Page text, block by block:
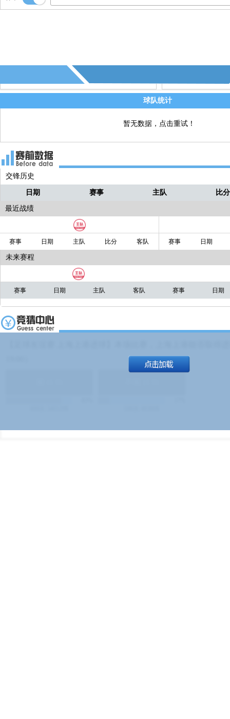
经产生！
75' - 第18个射偏 - (海登海姆)
直播 74' - 第17个射偏 - (不莱梅)
球队统计
暂无数据，点击重试！
交锋历史
日期 赛事 主队 比分
最近战绩
赛事 日期 主队 比分 客队 赛事 日期
未来赛程
赛事 日期 主队 客队 赛事 日期